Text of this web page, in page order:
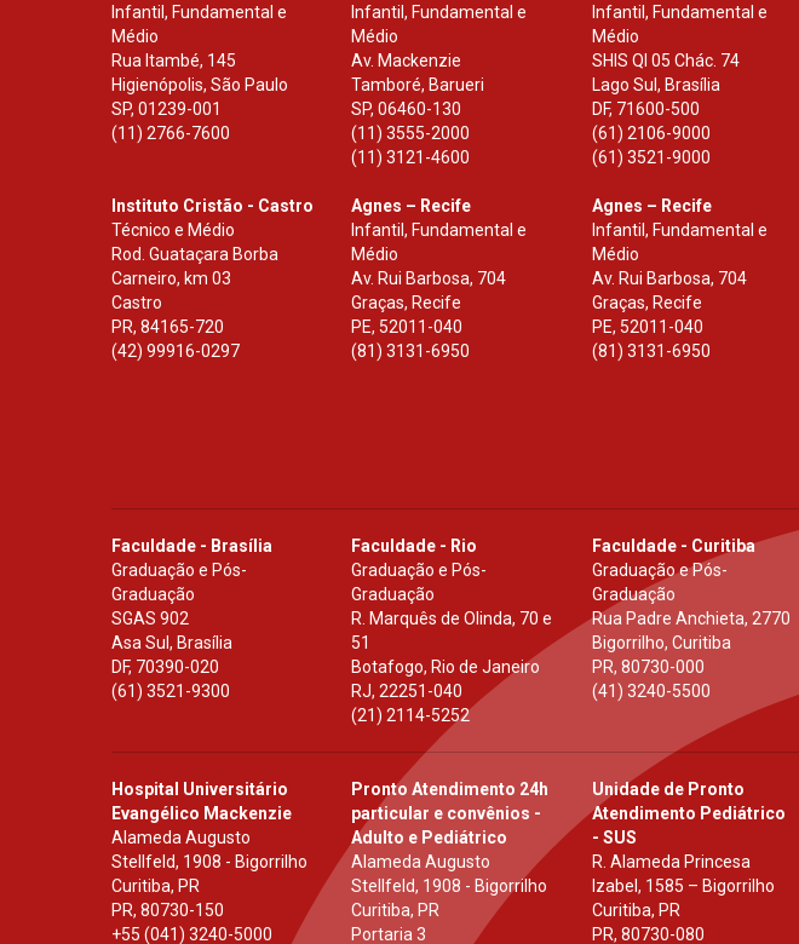
Infantil, Fundamental e
Médio
Rua Itambé, 145
Higienópolis, São Paulo
SP, 01239-001
(11) 2766-7600
Infantil, Fundamental e
Médio
Av. Mackenzie
Tamboré, Barueri
SP,06460-130
(11) 3555-2000
(11) 3121-4600
Infantil, Fundamental e
Médio
SHIS Ql 05 Chác. 74
Lago Sul, Brasília
DF, 71600-500
(61) 2106-9000
(61) 3521-9000
Instituto Cristão - Castro
Técnico e Médio
Rod. Guataçara Borba
Carneiro, km 03
Castro
PR, 84165-720
(42) 99916-0297
Agnes – Recife
Infantil, Fundamental e
Médio
Av. Rui Barbosa, 704
Graças, Recife
PE, 52011-040
(81) 3131-6950
Agnes – Recife
Infantil, Fundamental e
Médio
Av. Rui Barbosa, 704
Graças, Recife
PE, 52011-040
(81) 3131-6950
Faculdade - Brasília
Graduação e Pós-
Graduação
SGAS 902
Asa Sul, Brasília
DF, 70390-020
(61) 3521-9300
Faculdade - Rio
Graduação e Pós-
Graduação
R. Marquês de Olinda, 70 e
51
Botafogo, Rio de Janeiro
RJ,22251-040
(21) 2114-5252
Faculdade - Curitiba
Graduação e Pós-
Graduação
Rua Padre Anchieta, 2770
Bigorrilho, Curitiba
PR, 80730-000
(41) 3240-5500
Hospital Universitário
Evangélico Mackenzie
Alameda Augusto
Stellfeld, 1908 - Bigorrilho
Curitiba, PR
PR, 80730-150
+55 (041) 3240-5000
Pronto Atendimento 24h
particular e convênios -
Adulto e Pediátrico
Alameda Augusto
Stellfeld, 1908 - Bigorrilho
Curitiba, PR
Portaria 3
Unidade de Pronto
Atendimento Pediátrico
- SUS
R. Alameda Princesa
Izabel, 1585 – Bigorrilho
Curitiba, PR
PR, 80730-080